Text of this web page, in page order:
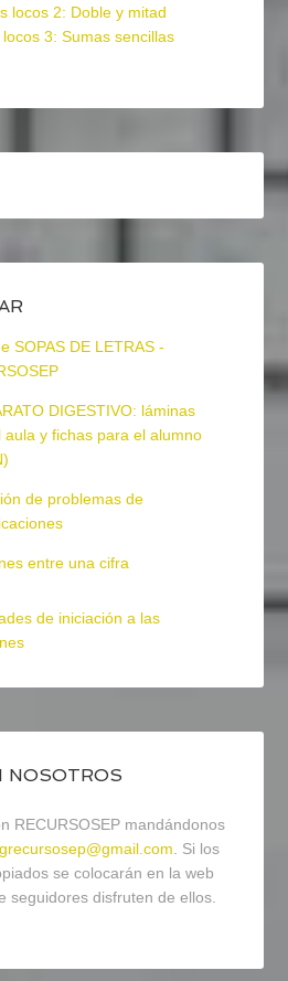
locos 2: Doble y mitad
3: Sumas sencillas
SOPAS DE LETRAS -
DIGESTIVO: láminas
aula y fichas para el alumno
de problemas de
entre una cifra
de iniciación a las
NOSOTROS
RECURSOSEP mandándonos
. Si los
se colocarán en la web
seguidores disfruten de ellos.